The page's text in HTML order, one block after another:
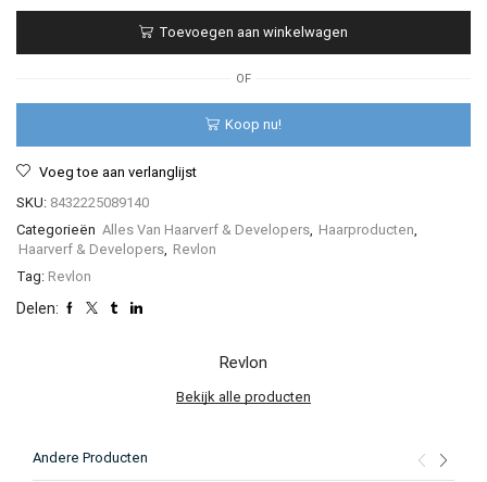
Color
100
Toevoegen aan winkelwagen
OF
Koop nu!
Voeg toe aan verlanglijst
SKU: 8432225089140
Categorieën Alles Van Haarverf & Developers Haarproducten
Haarverf & Developers Revlon
Tag: Revlon
Delen:
Revlon
Bekijk alle producten
Andere Producten